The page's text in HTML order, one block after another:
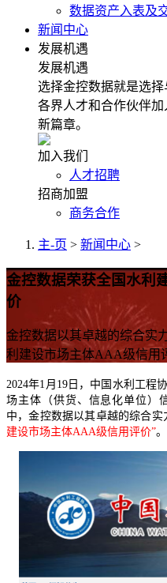
数据资产入表及
新闻中心
发展机遇
发展机遇
选择金控数据就是选
各界人才和合作伙伴
新篇章。
加入我们
人才招聘
招商加盟
商务合作
主-页 > 新闻中心 >
金控数据荣获全国水利
价
金控数据以其卓越的综合实
利建设市场主体AAA级信用
2024年1月19日，中国水利工程
场主体（供货、信息化单位）
中，金控数据以其卓越的综合
建设市场主体AAA级信用评价”。